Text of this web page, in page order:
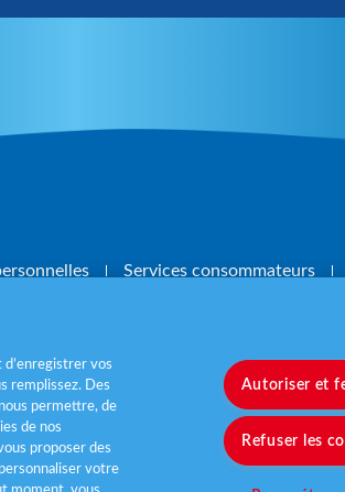
Services consommateurs
et légumes par jour
vos
remplissez. Des
permettre, de
de nos
proposer des
votre
Autoriser et
Refuser les